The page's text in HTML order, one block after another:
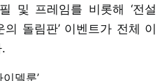
및 프레임를 비롯해 ‘전설
의 돌림판’ 이벤트가 전체 이